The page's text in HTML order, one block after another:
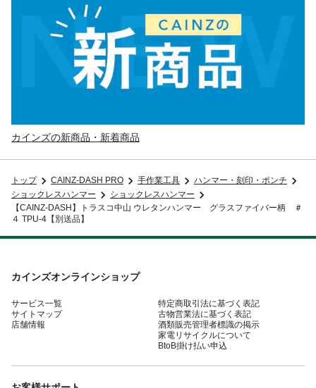
カインズの新商品・新着商品
トップ CAINZ-DASH PRO 手作業工具
ハンマー・刻印・ポンチ
ショックレスハンマー
ショックレスハンマー
【CAINZ-DASH】トラスコ中山 ウレタンハンマー グラスファイバー柄 ＃
４ TPU-4【別送品】
カインズオンラインショップ
サービス一覧
サイトマップ
店舗情報
特定商取引法に基づく表記
古物営業法に基づく表記
酒類販売管理者標識の掲示
家電リサイクルについて
BtoB掛け払い申込